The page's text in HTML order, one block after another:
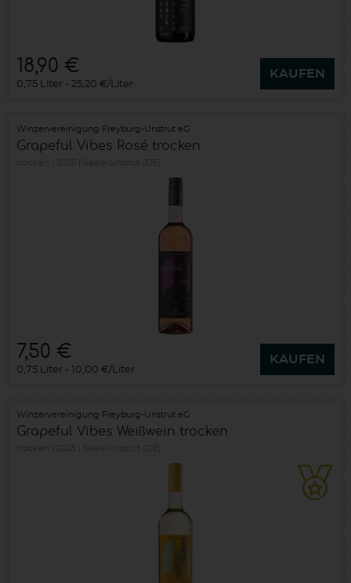
18,90 €
0,75 Liter 25,20 €/Liter
KAUFEN
Winzervereinigung Freyburg-Unstrut eG
Grapeful Vibes Rosé trocken
7,50 €
0,75 Liter 10,00 €/Liter
KAUFEN
Winzervereinigung Freyburg-Unstrut eG
Grapeful Vibes Weißwein trocken